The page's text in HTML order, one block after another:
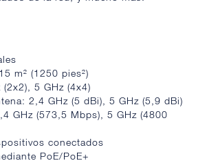
m² (1250 pies²)
5 GHz (4x4)
2,4 GHz (5 dBi), 5 GHz (5,9 dBi)
GHz (573,5 Mbps), 5 GHz (4800
conectados
PoE/PoE+